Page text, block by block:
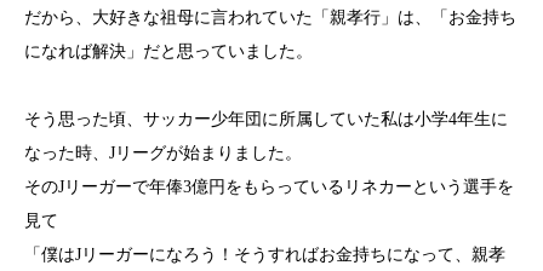
だから、大好きな祖母に言われていた「親孝行」は、「お金持ち
になれば解決」だと思っていました。
そう思った頃、サッカー少年団に所属していた私は小学4年生に
なった時、Jリーグが始まりました。
そのJリーガーで年俸3億円をもらっているリネカーという選手を
見て
「僕はJリーガーになろう！そうすればお金持ちになって、親孝